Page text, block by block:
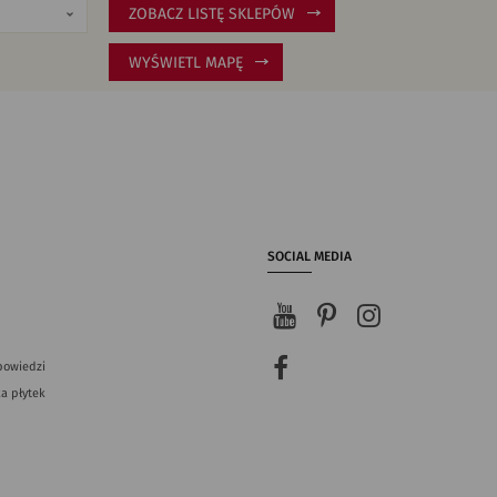
ZOBACZ LISTĘ SKLEPÓW
WYŚWIETL MAPĘ
płytek
SOCIAL MEDIA